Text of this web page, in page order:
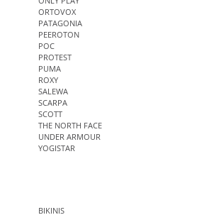
ORTOVOX
PATAGONIA
PEEROTON
POC
PROTEST
PUMA
ROXY
SALEWA
SCARPA
SCOTT
THE NORTH FACE
UNDER ARMOUR
YOGISTAR
BIKINIS